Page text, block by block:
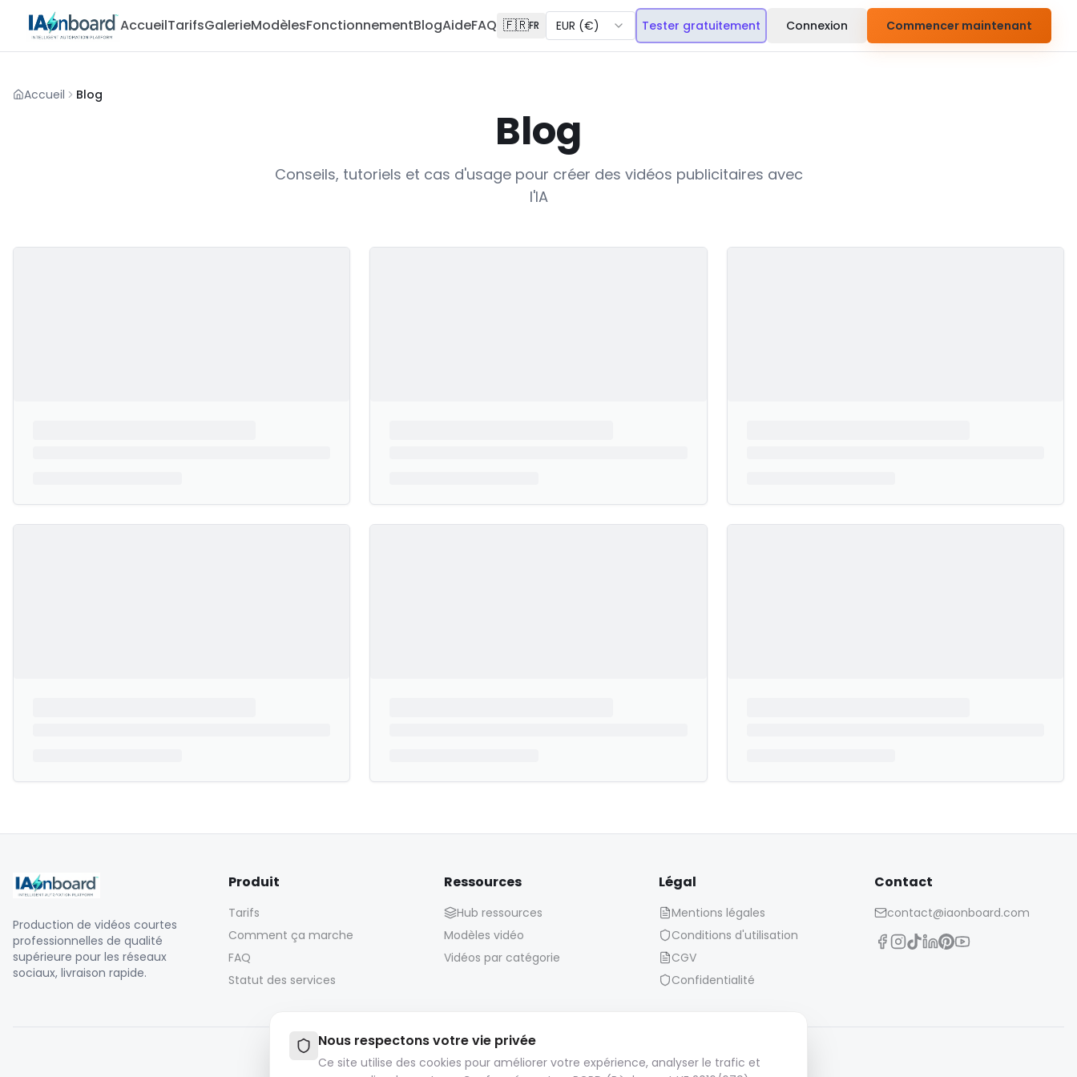
Nous respectons votre vie privée
Ce site utilise des cookies pour améliorer votre expérience, analyser le trafic et
AccueilTarifsGalerieModèlesFonctionnementBlogAideFAQ 🇫🇷FR EUR (€) Tester gratuitement Connexion Commencer maintenant
Accueil Blog
Blog
Conseils, tutoriels et cas d'usage pour créer des vidéos publicitaires avec
l'IA
Production de vidéos courtes
professionnelles de qualité
supérieure pour les réseaux
sociaux, livraison rapide.
Produit
Tarifs
Comment ça marche
FAQ
Statut des services
Ressources
Hub ressources
Modèles vidéo
Vidéos par catégorie
Légal
Mentions légales
Conditions d'utilisation
CGV
Confidentialité
Contact
contact@iaonboard.com
Politique de conservation :